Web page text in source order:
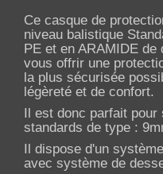
Ce casque de
niveau balistique
PE et en ARAMIDE
vous offrir une
la plus sécurisée
légèreté et de confort.
Il est donc parfait
standards de type :
Il dispose d'un
avec système de